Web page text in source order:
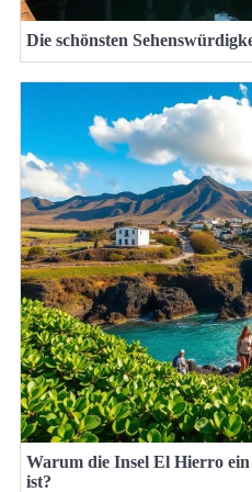
Die schönsten
Warum die Insel El Hierro
ist?